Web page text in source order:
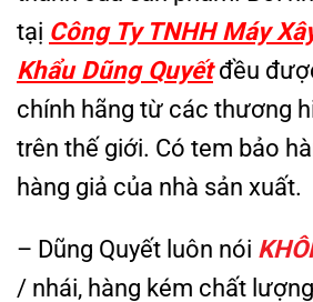
tạị Công Ty TNHH Máy
Khẩu Dũng Quyếtđều
chính hãng từ các thương
trên thế giới. Có tem bảo
hàng giả của nhà sản xuất.
– Dũng Quyết luôn nói
/ nhái, hàng kém chất